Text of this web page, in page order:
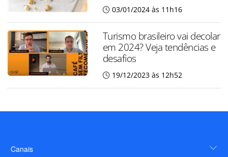
03/01/2024 às 11h16
Turismo brasileiro vai decolar
em 2024? Veja tendências e
desafios
19/12/2023 às 12h52
Canais